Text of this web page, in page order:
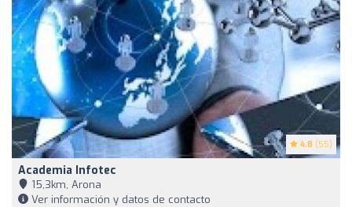
4.8 (55)
Academia Infotec
15,3km, Arona
Ver información y datos de contacto